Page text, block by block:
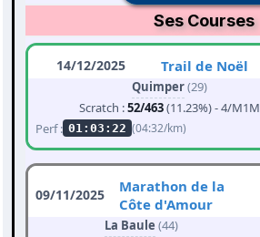
Ses Courses
14/12/2025 Trail de Noël
Quimper(29)
Scratch :52/463(11.23%) - 4/M1M
Perf : 01:03:22 (04:32/km)
09/11/2025
Marathon de la
Côte d'Amour
La Baule (44)